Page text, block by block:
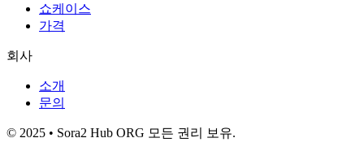
쇼케이스
가격
회사
소개
문의
© 2025 • Sora2 Hub ORG 모든 권리 보유.